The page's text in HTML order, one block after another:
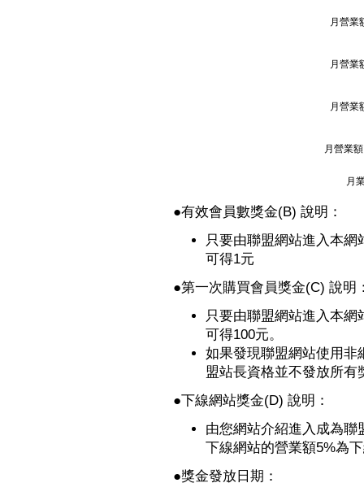
月營業
月營業
月營業
月營業
月
●有效會員數獎金(B) 說明：
只要由聯盟網站進入本
可得1元
●第一次購買會員獎金(C) 說明
只要由聯盟網站進入本
可得100元。
如果發現聯盟網站使用非
盟站長資格並不發放所有
●下線網站獎金(D) 說明：
由您網站介紹進入成為
下線網站的營業額5%為
●獎金發放日期：